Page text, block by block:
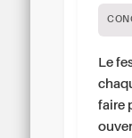
Le
faire